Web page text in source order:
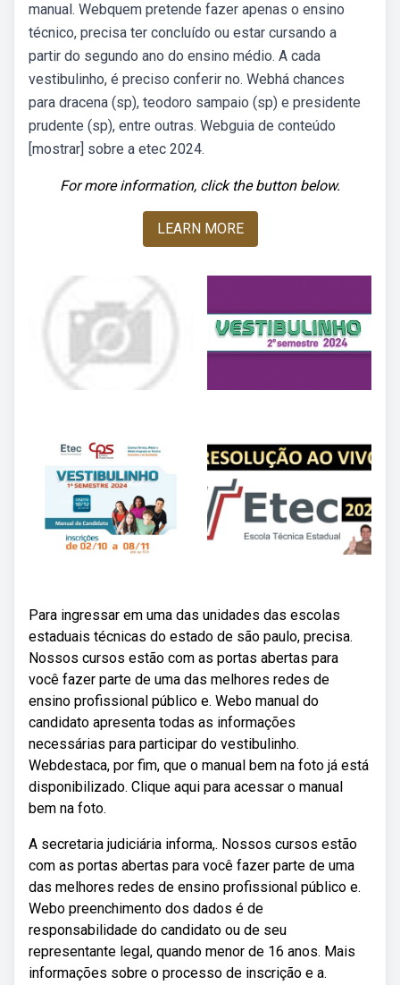
manual. Webquem pretende fazer apenas o ensino
técnico, precisa ter concluído ou estar cursando a
partir do segundo ano do ensino médio. A cada
vestibulinho, é preciso conferir no. Webhá chances
para dracena (sp), teodoro sampaio (sp) e presidente
prudente (sp), entre outras. Webguia de conteúdo
[mostrar] sobre a etec 2024.
For more information, click the button below.
LEARN MORE
Para ingressar em uma das unidades das escolas
estaduais técnicas do estado de são paulo, precisa.
Nossos cursos estão com as portas abertas para
você fazer parte de uma das melhores redes de
ensino profissional público e. Webo manual do
candidato apresenta todas as informações
necessárias para participar do vestibulinho.
Webdestaca, por fim, que o manual bem na foto já está
disponibilizado. Clique aqui para acessar o manual
bem na foto.
A secretaria judiciária informa,. Nossos cursos estão
com as portas abertas para você fazer parte de uma
das melhores redes de ensino profissional público e.
Webo preenchimento dos dados é de
responsabilidade do candidato ou de seu
representante legal, quando menor de 16 anos. Mais
informações sobre o processo de inscrição e a.